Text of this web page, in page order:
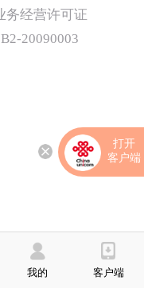
我的 客户端
务经营许可证
20090003
打开
客户端